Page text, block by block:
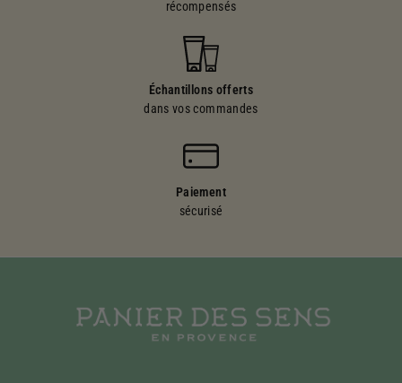
récompensés
Échantillons offerts
dans vos commandes
Paiement
sécurisé